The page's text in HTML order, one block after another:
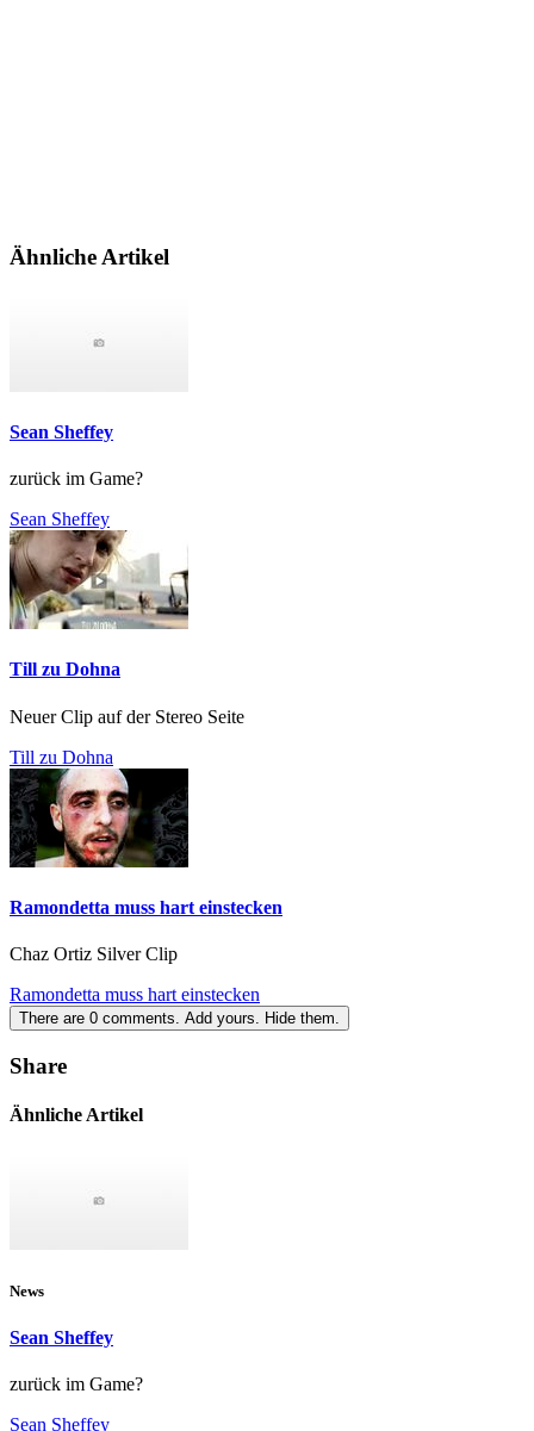
Ähnliche Artikel
Sean Sheffey
zurück im Game?
Sean Sheffey
Till zu Dohna
Neuer Clip auf der Stereo Seite
Till zu Dohna
Ramondetta muss hart einstecken
Chaz Ortiz Silver Clip
Ramondetta muss hart einstecken
There are 0 comments. Add yours. Hide them.
Share
Ähnliche Artikel
News
Sean Sheffey
zurück im Game?
Sean Sheffey